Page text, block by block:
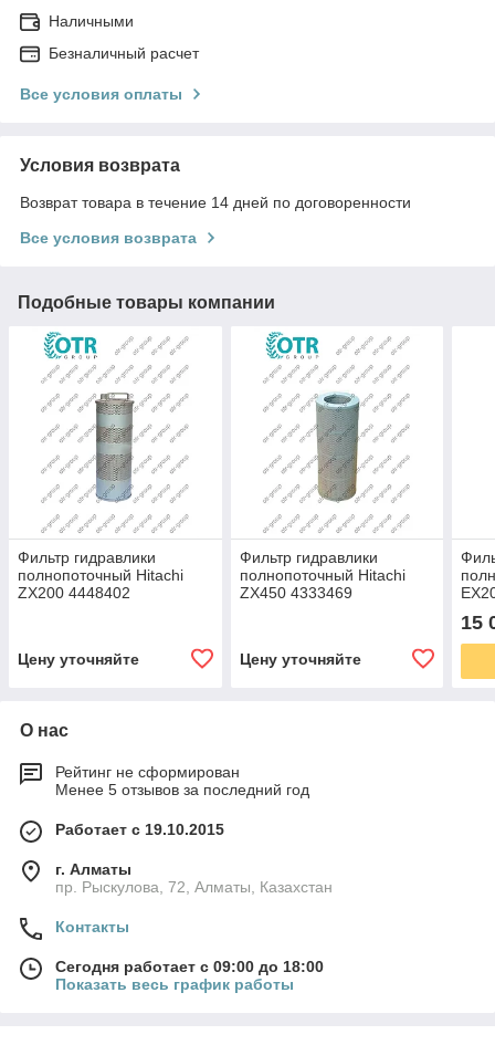
Наличными
Безналичный расчет
Все условия оплаты
Условия возврата
Возврат товара в течение 14 дней по договоренности
Все условия возврата
Подобные товары компании
Фильтр гидравлики
полнопоточный Hitachi
ZX200 4448402
Цену уточняйте
Фильтр гидравлики
полнопоточный Hitachi
ZX450 4333469
Цену уточняйте
15
О нас
Рейтинг не сформирован
Менее 5 отзывов за последний год
Работает с 19.10.2015
г. Алматы
пр. Рыскулова, 72, Алматы, Казахстан
Контакты
Сегодня работает с 09:00 до 18:00
Показать весь график работы